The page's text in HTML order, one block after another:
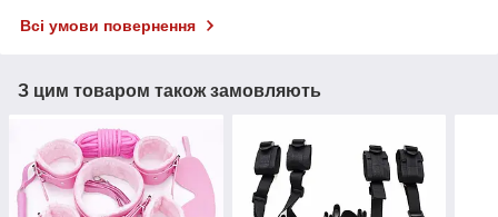
Всі умови повернення
З цим товаром також замовляють